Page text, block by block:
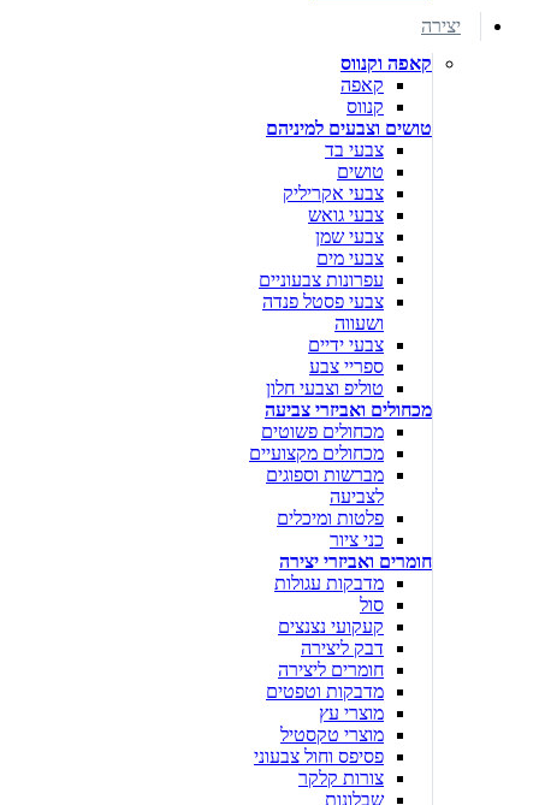
יצירה
קאפה וקנווס
קאפה
קנווס
טושים וצבעים למיניהם
צבעי בד
טושים
צבעי אקריליק
צבעי גואש
צבעי שמן
צבעי מים
עפרונות צבעוניים
צבעי פסטל פנדה
ושעווה
צבעי ידיים
ספריי צבע
טוליפ וצבעי חלון
מכחולים ואביזרי צביעה
מכחולים פשוטים
מכחולים מקצועיים
מברשות וספוגים
לצביעה
פלטות ומיכלים
כני ציור
חומרים ואביזרי יצירה
מדבקות עגולות
סול
קעקועי נצנצים
דבק ליצירה
חומרים ליצירה
מדבקות וטפטים
מוצרי עץ
מוצרי טקסטיל
פסיפס וחול צבעוני
צורות קלקר
שבלונות